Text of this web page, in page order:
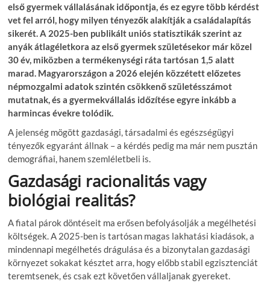
első gyermek vállalásának időpontja, és ez egyre több kérdést
vet fel arról, hogy milyen tényezők alakítják a családalapítás
sikerét. A 2025-ben publikált uniós statisztikák szerint az
anyák átlagéletkora az első gyermek születésekor már közel
30 év, miközben a termékenységi ráta tartósan 1,5 alatt
marad. Magyarországon a 2026 elején közzétett előzetes
népmozgalmi adatok szintén csökkenő születésszámot
mutatnak, és a gyermekvállalás időzítése egyre inkább a
harmincas évekre tolódik.
A jelenség mögött gazdasági, társadalmi és egészségügyi
tényezők egyaránt állnak – a kérdés pedig ma már nem pusztán
demográfiai, hanem szemléletbeli is.
Gazdasági racionalitás vagy
biológiai realitás?
A fiatal párok döntéseit ma erősen befolyásolják a megélhetési
költségek. A 2025-ben is tartósan magas lakhatási kiadások, a
mindennapi megélhetés drágulása és a bizonytalan gazdasági
környezet sokakat késztet arra, hogy előbb stabil egzisztenciát
teremtsenek, és csak ezt követően vállaljanak gyereket.